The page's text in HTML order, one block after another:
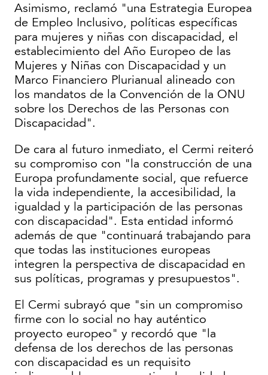
Asimismo, reclamó "una Estrategia Europea
de Empleo Inclusivo, políticas específicas
para mujeres y niñas con discapacidad, el
establecimiento del Año Europeo de las
Mujeres y Niñas con Discapacidad y un
Marco Financiero Plurianual alineado con
los mandatos de la Convención de la ONU
sobre los Derechos de las Personas con
Discapacidad".
De cara al futuro inmediato, el Cermi reiteró
su compromiso con "la construcción de una
Europa profundamente social, que refuerce
la vida independiente, la accesibilidad, la
igualdad y la participación de las personas
con discapacidad". Esta entidad informó
además de que "continuará trabajando para
que todas las instituciones europeas
integren la perspectiva de discapacidad en
sus políticas, programas y presupuestos".
El Cermi subrayó que "sin un compromiso
firme con lo social no hay auténtico
proyecto europeo" y recordó que "la
defensa de los derechos de las personas
con discapacidad es un requisito